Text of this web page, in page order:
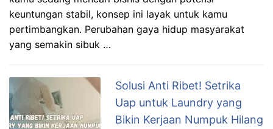
keuntungan stabil, konsep ini layak untuk kamu
pertimbangkan. Perubahan gaya hidup masyarakat
yang semakin sibuk …
Solusi Anti Ribet! Setrika
Uap untuk Laundry yang
Bikin Kerjaan Numpuk Hilang